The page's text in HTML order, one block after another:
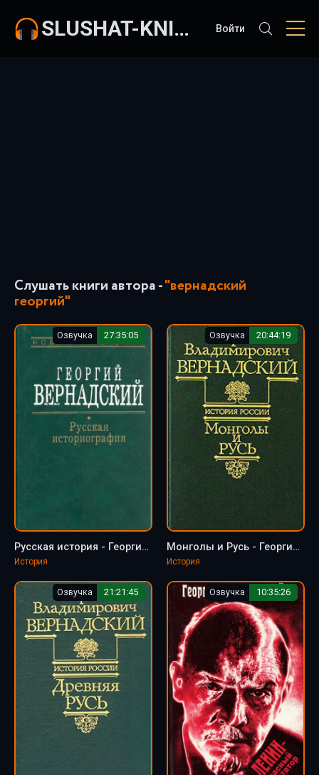
SLUSHAT-KNIGI.COM Войти
Слушать книги автора -"вернадский
георгий"
Озвучка 27:35:05
Русская история - Георгий Вернадский
История
Озвучка 20:44:19
Монголы и Русь - Георгий Вернадский
История
Озвучка 21:21:45 Озвучка 10:35:26